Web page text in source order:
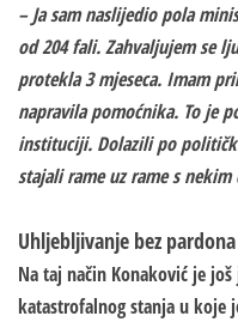
– Ja sam naslijedio pola
od 204 fali. Zahvaljujem se
protekla 3 mjeseca. Imam
napravila pomoćnika. To je
instituciji. Dolazili po
stajali rame uz rame s
Uhljebljivanje bez pardona
Na taj način Konaković je
katastrofalnog stanja u koje